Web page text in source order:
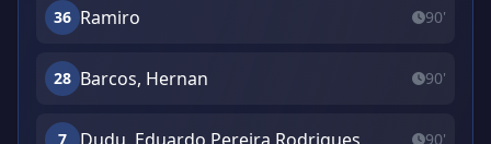
36 Ramiro 90'
28 Barcos, Hernan 90'
7 90'